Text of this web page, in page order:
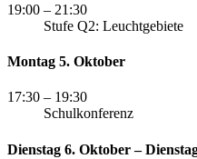
19:00 – 21:30
Stufe Q2: Leuchtgebiete
Montag 5. Oktober
17:30 – 19:30
Schulkonferenz
Dienstag 6. Oktober –